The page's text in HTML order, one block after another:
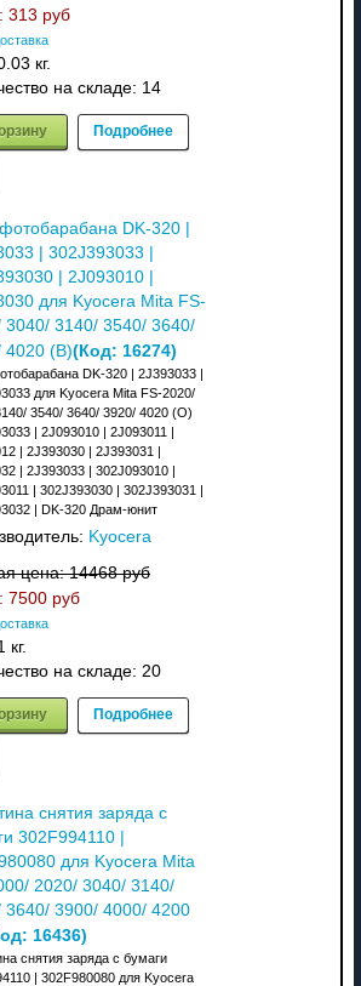
313 руб
кг.
на складе: 14
Подробнее
DK-320 |
| 302J393033 |
| 2J093010 |
для Kyocera Mita FS-
3040/ 3140/ 3540/ 3640/
4020 (В)(Код: 16274)
DK-320 | 2J393033 |
для Kyocera Mita FS-2020/
3540/ 3640/ 3920/ 4020 (О)
| 2J093010 | 2J093011 |
| 2J393030 | 2J393031 |
| 2J393033 | 302J093010 |
| 302J393030 | 302J393031 |
| DK-320 Драм-юнит
Kyocera
цена:14468 руб
7500 руб
кг.
на складе: 20
Подробнее
снятия заряда с
302F994110 |
для Kyocera Mita
2020/ 3040/ 3140/
3640/ 3900/ 4000/ 4200
16436)
снятия заряда с бумаги
| 302F980080 для Kyocera